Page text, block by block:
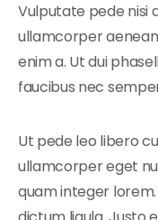
Vulputate pede nisi
ullamcorper
enim a. Ut dui
faucibus nec
Ut pede leo libero
ullamcorper eget
quam integer